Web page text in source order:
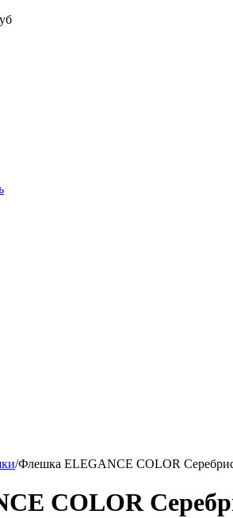
/Флешка ELEGANCE COLOR
COLOR